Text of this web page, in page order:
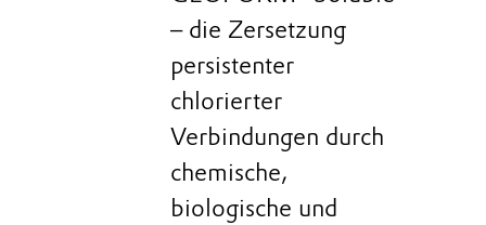
– die Zersetzung
persistenter
chlorierter
Verbindungen durch
chemische,
biologische und